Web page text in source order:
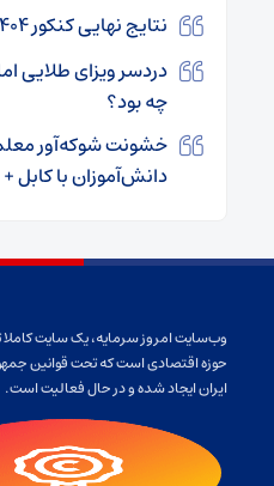
نتایج نهایی کنکور ۱۴۰۴ چه زمانی اعلام می‌شود؟
دردسر ویزای طلایی
چه بود؟
خشونت شوکه‌آور
دانش‌آموزان با
وب‌سایت امروز سرمایه، یک سایت
حوزه اقتصادی است که تحت قوانین
ایران ایجاد شده و در حال فعالیت است.